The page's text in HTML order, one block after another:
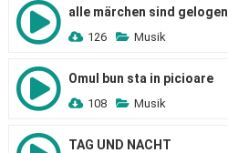
alle märchen sind gelogen
126 Musik
Omul bun sta in picioare
108 Musik
TAG UND NACHT